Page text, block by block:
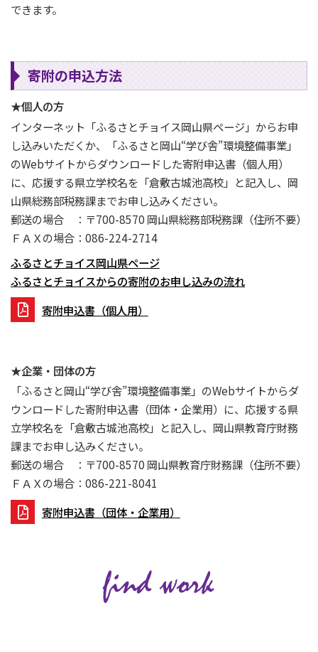
できます。
寄附の申込方法
★個人の方
インターネット「ふるさとチョイス岡山県ページ」からお申
し込みいただくか、「ふるさと岡山“学び舎”環境整備事業」
のWebサイトからダウンロードした寄附申込書（個人用）
に、応援する県立学校名を「倉敷古城池高校」と記入し、岡
山県総務部税務課までお申し込みください。
郵送の場合 ：〒700-8570 岡山県総務部税務課（住所不要）
ＦＡＸの場合：086-224-2714
ふるさとチョイス岡山県ページ
ふるさとチョイスからの寄附のお申し込みの流れ
寄附申込書（個人用）
★企業・団体の方
「ふるさと岡山“学び舎”環境整備事業」のWebサイトからダ
ウンロードした寄附申込書（団体・企業用）に、応援する県
立学校名を「倉敷古城池高校」と記入し、岡山県教育庁財務
課までお申し込みください。
郵送の場合 ：〒700-8570 岡山県教育庁財務課（住所不要）
ＦＡＸの場合：086-221-8041
寄附申込書（団体・企業用）